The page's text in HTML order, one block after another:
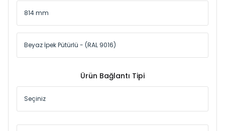
Ürün Bağlantı Tipi